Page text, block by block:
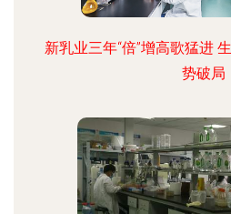
新乳业三年“倍”增高歌猛进
势破局